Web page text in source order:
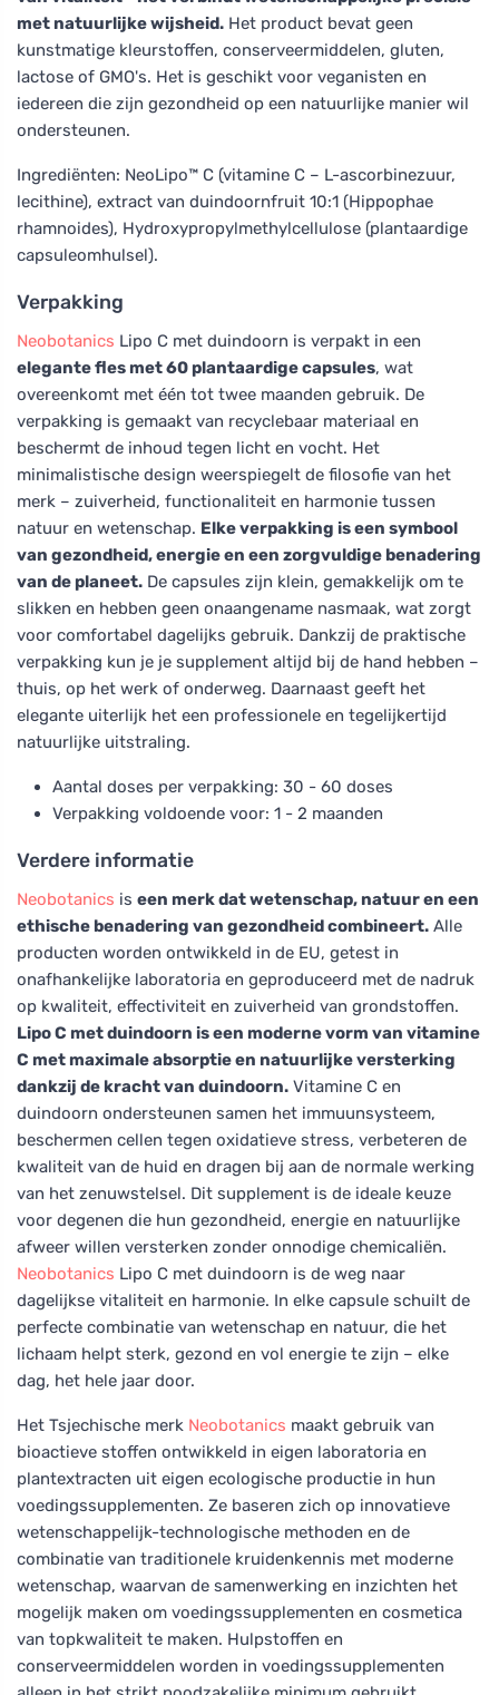
met natuurlijke wijsheid. Het product bevat geen
kunstmatige kleurstoffen, conserveermiddelen, gluten,
lactose of GMO's. Het is geschikt voor veganisten en
iedereen die zijn gezondheid op een natuurlijke manier wil
ondersteunen.
Ingrediënten: NeoLipo™ C (vitamine C – L-ascorbinezuur,
lecithine), extract van duindoornfruit 10:1 (Hippophae
rhamnoides), Hydroxypropylmethylcellulose (plantaardige
capsuleomhulsel).
Verpakking
Neobotanics Lipo C met duindoorn is verpakt in een
elegante fles met 60 plantaardige capsules, wat
overeenkomt met één tot twee maanden gebruik. De
verpakking is gemaakt van recyclebaar materiaal en
beschermt de inhoud tegen licht en vocht. Het
minimalistische design weerspiegelt de filosofie van het
merk – zuiverheid, functionaliteit en harmonie tussen
natuur en wetenschap. Elke verpakking is een symbool
van gezondheid, energie en een zorgvuldige benadering
van de planeet. De capsules zijn klein, gemakkelijk om te
slikken en hebben geen onaangename nasmaak, wat zorgt
voor comfortabel dagelijks gebruik. Dankzij de praktische
verpakking kun je je supplement altijd bij de hand hebben –
thuis, op het werk of onderweg. Daarnaast geeft het
elegante uiterlijk het een professionele en tegelijkertijd
natuurlijke uitstraling.
Aantal doses per verpakking: 30 - 60 doses
Verpakking voldoende voor: 1 - 2 maanden
Verdere informatie
Neobotanics is een merk dat wetenschap, natuur en een
ethische benadering van gezondheid combineert. Alle
producten worden ontwikkeld in de EU, getest in
onafhankelijke laboratoria en geproduceerd met de nadruk
op kwaliteit, effectiviteit en zuiverheid van grondstoffen.
Lipo C met duindoorn is een moderne vorm van vitamine
C met maximale absorptie en natuurlijke versterking
dankzij de kracht van duindoorn. Vitamine C en
duindoorn ondersteunen samen het immuunsysteem,
beschermen cellen tegen oxidatieve stress, verbeteren de
kwaliteit van de huid en dragen bij aan de normale werking
van het zenuwstelsel. Dit supplement is de ideale keuze
voor degenen die hun gezondheid, energie en natuurlijke
afweer willen versterken zonder onnodige chemicaliën.
Neobotanics Lipo C met duindoorn is de weg naar
dagelijkse vitaliteit en harmonie. In elke capsule schuilt de
perfecte combinatie van wetenschap en natuur, die het
lichaam helpt sterk, gezond en vol energie te zijn – elke
dag, het hele jaar door.
Het Tsjechische merk Neobotanics maakt gebruik van
bioactieve stoffen ontwikkeld in eigen laboratoria en
plantextracten uit eigen ecologische productie in hun
voedingssupplementen. Ze baseren zich op innovatieve
wetenschappelijk-technologische methoden en de
combinatie van traditionele kruidenkennis met moderne
wetenschap, waarvan de samenwerking en inzichten het
mogelijk maken om voedingssupplementen en cosmetica
van topkwaliteit te maken. Hulpstoffen en
conserveermiddelen worden in voedingssupplementen